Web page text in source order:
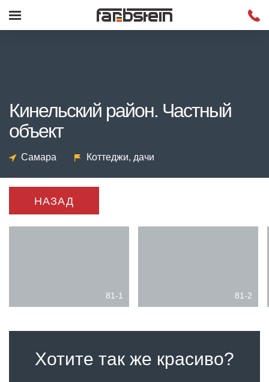
Кинельский район. Частный
объект
Самара Коттеджи, дачи
НАЗАД
81-1 81-2
Хотите так же красиво?